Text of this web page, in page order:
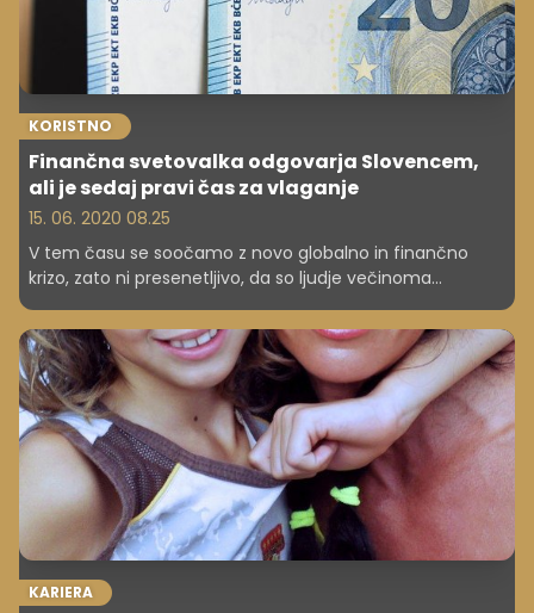
KORISTNO
Finančna svetovalka odgovarja Slovencem,
ali je sedaj pravi čas za vlaganje
15. 06. 2020 08.25
V tem času se soočamo z novo globalno in finančno
krizo, zato ni presenetljivo, da so ljudje večinoma
zaskrbljeni, ampak to obdobje prinaša tudi številne nove
priložnosti, še posebej na področju vlaganja. Več o tem si
lahko preberete v nadaljevanju.
KARIERA